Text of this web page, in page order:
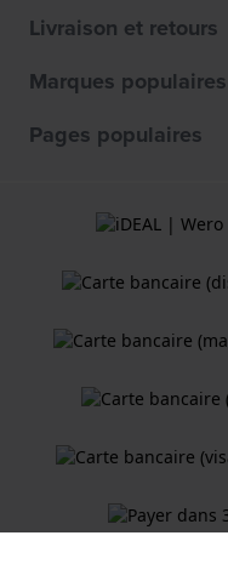
Livraison et retours
Marques populaires
Pages populaires